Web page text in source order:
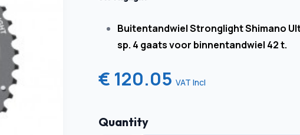
Buitentandwiel Stronglight Shimano
sp. 4 gaats voor binnentandwiel 42 t.
€ 120.05 VAT Incl
Quantity